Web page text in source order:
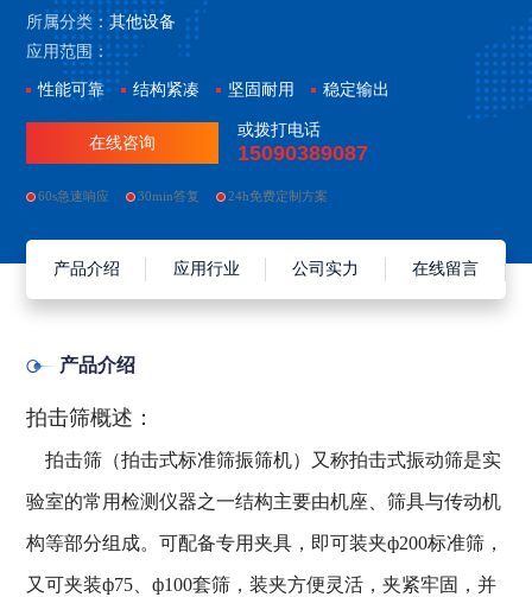
所属分类：其他设备
应用范围：
性能可靠 结构紧凑 坚固耐用 稳定输出
在线咨询
或拨打电话
15090389087
60s急速响应 30min答复 24h免费定制方案
产品介绍 应用行业 公司实力 在线留言
产品介绍
拍击筛概述：
拍击筛（拍击式标准筛振筛机）又称拍击式振动筛是实
验室的常用检测仪器之一结构主要由机座、筛具与传动机
构等部分组成。可配备专用夹具，即可装夹ф200标准筛，
又可夹装ф75、ф100套筛，装夹方便灵活，夹紧牢固，并